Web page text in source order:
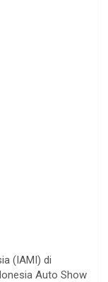
(IAMI) di
Auto Show